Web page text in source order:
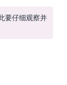
要仔细观察并